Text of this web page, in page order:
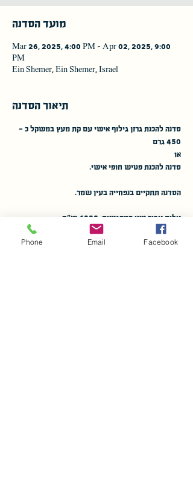
מועד הסדנה
Mar 26, 2025, 4:00 PM – Apr 02, 2025, 9:00
PM
Ein Shemer, Ein Shemer, Israel
תיאור הסדנה
סדנה להכנת גרזן גילוף אישי עם קת מעץ במשקל כ -
450 גרם
או
סדנה להכנת פטיש חופי אישי.
הסדנה תתקיים בנפחייה בעין שמר.
עלות עבור שני המפגשים: 1000 ש"ח
מספר המקומות מוגבל Phone Email Facebook